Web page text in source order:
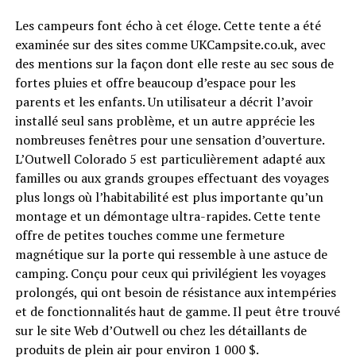
Les campeurs font écho à cet éloge. Cette tente a été
examinée sur des sites comme UKCampsite.co.uk, avec
des mentions sur la façon dont elle reste au sec sous de
fortes pluies et offre beaucoup d’espace pour les
parents et les enfants. Un utilisateur a décrit l’avoir
installé seul sans problème, et un autre apprécie les
nombreuses fenêtres pour une sensation d’ouverture.
L’Outwell Colorado 5 est particulièrement adapté aux
familles ou aux grands groupes effectuant des voyages
plus longs où l’habitabilité est plus importante qu’un
montage et un démontage ultra-rapides. Cette tente
offre de petites touches comme une fermeture
magnétique sur la porte qui ressemble à une astuce de
camping. Conçu pour ceux qui privilégient les voyages
prolongés, qui ont besoin de résistance aux intempéries
et de fonctionnalités haut de gamme. Il peut être trouvé
sur le site Web d’Outwell ou chez les détaillants de
produits de plein air pour environ 1 000 $.